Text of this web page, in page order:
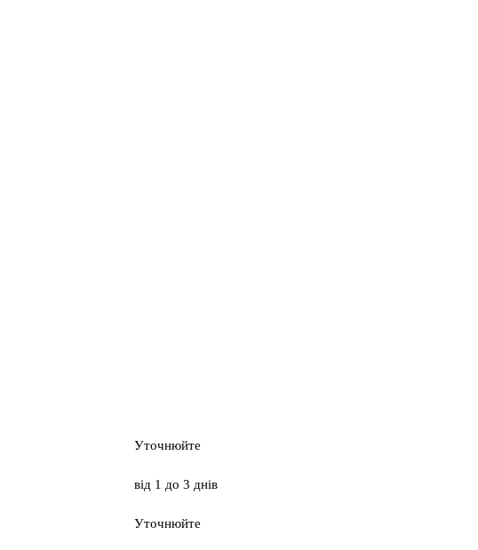
Уточнюйте
від 1 до 3 днів
Уточнюйте